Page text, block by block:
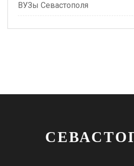
ВУЗы Севастополя